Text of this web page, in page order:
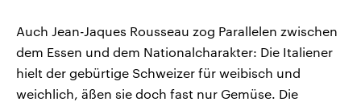
Auch Jean-Jaques Rousseau zog Parallelen zwischen
dem Essen und dem Nationalcharakter: Die Italiener
hielt der gebürtige Schweizer für weibisch und
weichlich, äßen sie doch fast nur Gemüse. Die